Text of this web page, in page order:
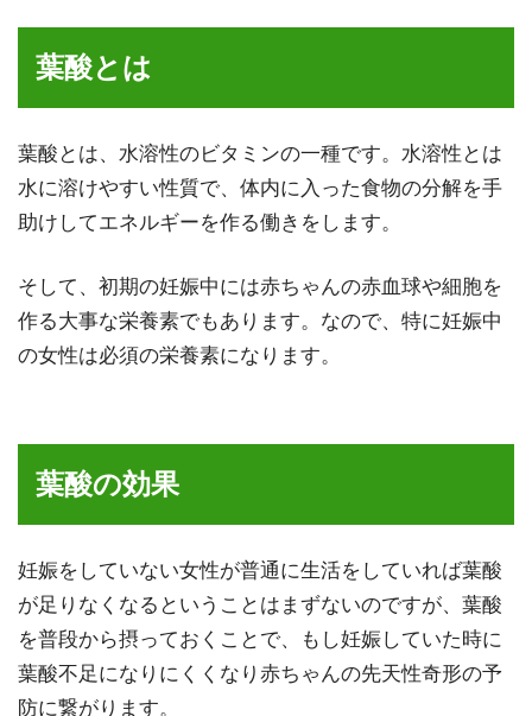
「飲むハーブ酢」が美味しいから毎日飲むのにオススメ！
脱臼の症状と対処まとめ…小さな子供でも起こりうるので
注意
初めて献血に行ってみた!!粗品も貰えるしそこまで痛くも
ないし結構良さげ！人助けにもなるよ
葉酸とは
葉酸とは、水溶性のビタミンの一種です。水溶性とは
水に溶けやすい性質で、体内に入った食物の分解を手
助けしてエネルギーを作る働きをします。
そして、初期の妊娠中には赤ちゃんの赤血球や細胞を
作る大事な栄養素でもあります。なので、特に妊娠中
の女性は必須の栄養素になります。
葉酸の効果
妊娠をしていない女性が普通に生活をしていれば葉酸
が足りなくなるということはまずないのですが、葉酸
を普段から摂っておくことで、もし妊娠していた時に
葉酸不足になりにくくなり 赤ちゃんの先天性奇形の予
防に繋がります。